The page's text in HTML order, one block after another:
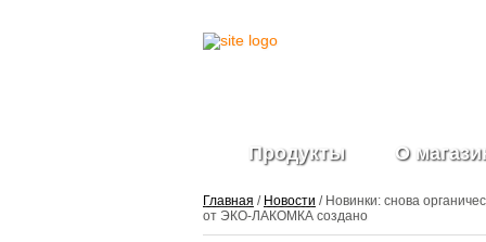
Продукты О
Главная / Новости / Новинки: снова
от ЭКО-ЛАКОМКА создано